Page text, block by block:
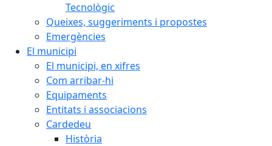
Tecnològic
Queixes, suggeriments i propostes
Emergències
El municipi
El municipi, en xifres
Com arribar-hi
Equipaments
Entitats i associacions
Cardedeu
Història